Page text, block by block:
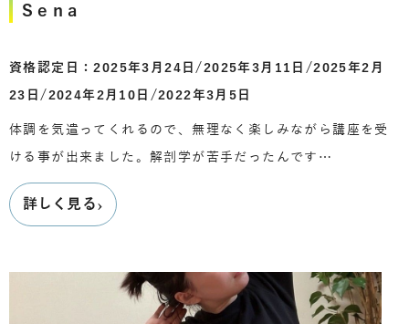
Sena
資格認定日：2025年3月24日/2025年3月11日/2025年2月
23日/2024年2月10日/2022年3月5日
体調を気遣ってくれるので、無理なく楽しみながら講座を受
ける事が出来ました。解剖学が苦手だったんです…
詳しく見る›